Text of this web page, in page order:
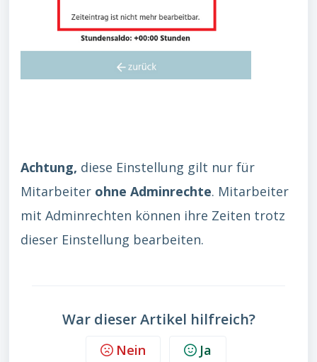
Achtung, diese Einstellung gilt nur für
Mitarbeiter ohne Adminrechte. Mitarbeiter
mit Adminrechten können ihre Zeiten trotz
dieser Einstellung bearbeiten.
War dieser Artikel hilfreich?
Nein Ja